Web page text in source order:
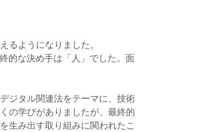
るようになりました。
的な決め手は「人」でした。面
ジタル関連法をテーマに、技術
の学びがありましたが、最終的
生み出す取り組みに関われたこ